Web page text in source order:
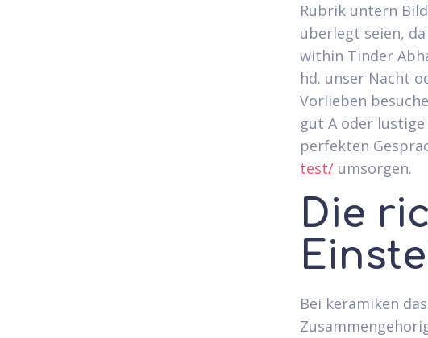
Rubrik untern
uberlegt seien,
within Tinder
hd. unser Nacht
Vorlieben
gut A oder
perfekten
test/ umsorgen.
Die
Bei keramiken